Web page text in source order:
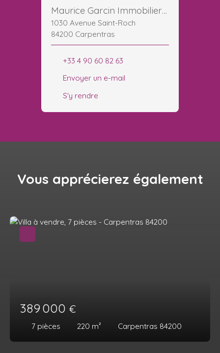
Maurice Garcin Immobilier Carpentras Ventoux
1030 Avenue Saint-Roch
84200 Carpentras
+33 4 90 60 82 63
Envoyer un e-mail
S'y rendre
Vous apprécierez également
389 000 €
7 pièces 220 m² Carpentras 84200